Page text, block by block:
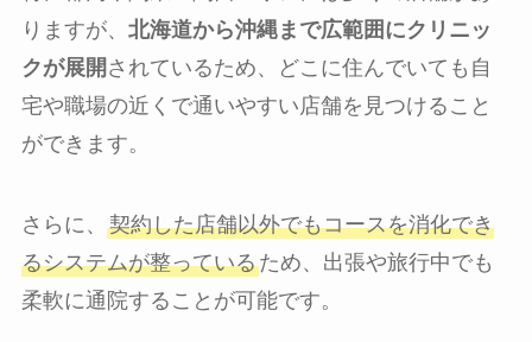
りますが、 北海道から沖縄まで広範囲にクリニッ
クが展開 されているため、どこに住んでいても自
宅や職場の近くで通いやすい店舗を見つけること
ができます。
さらに、 契約した店舗以外でもコースを消化でき
るシステムが整っているため、出張や旅行中でも
柔軟に通院することが可能です。